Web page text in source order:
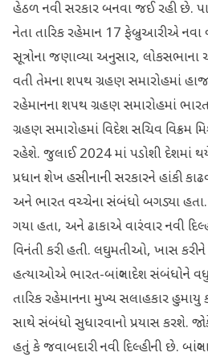
હેઠળ નવી સરકાર બનવા જઈ રહી છે.
નેતા તારિક રહેમાન 17 ફેબ્રુઆરીએ નવા
સૂત્રોના જણાવ્યા અનુસાર,
વતી તેમના શપથ ગ્રહણ સમારોહમાં
રહેમાનના શપથ ગ્રહણ સમારોહમાં
ગ્રહણ સમારોહમાં વિદેશ સચિવ વિક્રમ
રહેશે. જુલાઈ 2024 માં પડોશી દેશમાં
પ્રધાન શેખ હસીનાની સરકારને હાંકી
અને ભારત વચ્ચેના સંબંધો બગડ્યા
ગયા હતા, અને ઢાકાએ વારંવાર નવી
વિનંતી કરી હતી. લઘુમતીઓ, ખાસ
હત્યાઓએ ભારત-બાંગ્લાદેશ સંબંધોને
તારિક રહેમાનના મુખ્ય સલાહકાર
સાથે સંબંધો સુધારવાનો પ્રયાસ કરશે.
હતું કે જવાબદારી નવી દિલ્હીની છે.